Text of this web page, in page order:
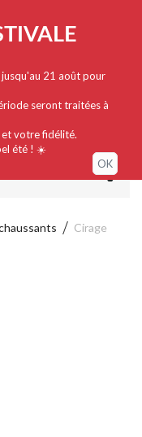
21 août pour
seront traitées à
votre fidélité.
été ! ☀️
OK
Cirage